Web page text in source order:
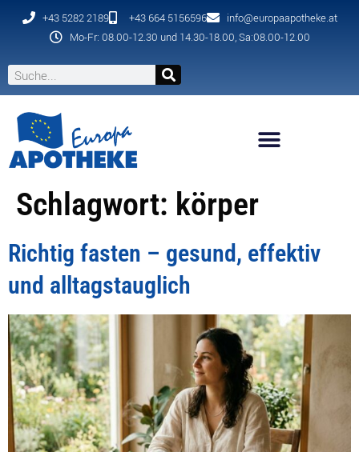
+43 5282 2189 +43 664 5156596
info@europaapotheke.at
Mo-Fr: 08.00-12.30 und 14.30-18.00, Sa:08.00-12.00
Schlagwort: körper
Richtig fasten – gesund, effektiv
und alltagstauglich